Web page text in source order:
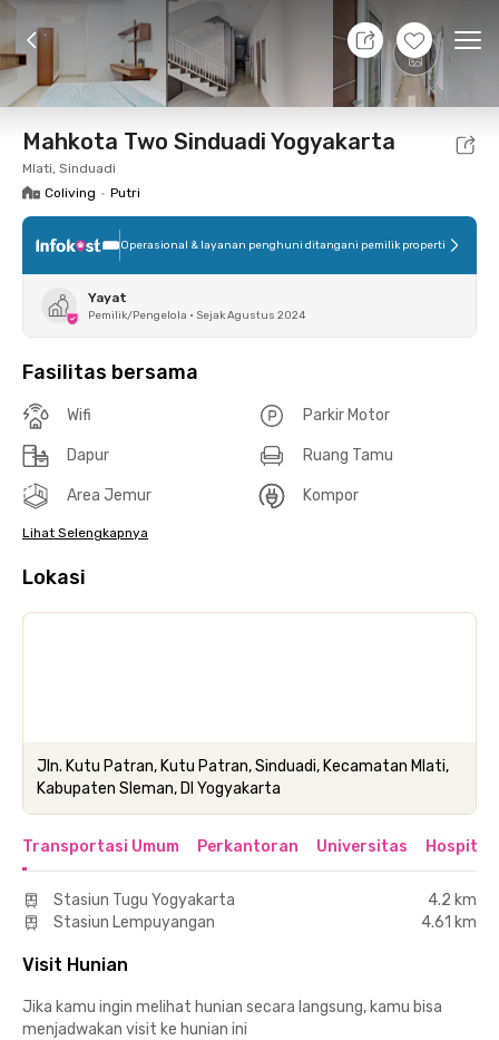
+10
10 Agt 26 - Belum tahu
Foto Fasilitas bersama Lokasi Kamar
Mahkota Two Sinduadi Yogyakarta
Mlati, Sinduadi
Coliving • Putri
Operasional & layanan penghuni ditangani pemilik properti
Yayat
Pemilik/Pengelola • Sejak Agustus 2024
Fasilitas bersama
Wifi Parkir Motor
Dapur Ruang Tamu
Area Jemur Kompor
Lihat Selengkapnya
Lokasi
Jln. Kutu Patran, Kutu Patran, Sinduadi, Kecamatan Mlati,
Kabupaten Sleman, DI Yogyakarta
Transportasi Umum Perkantoran Universitas Hospital
Stasiun Tugu Yogyakarta
4.2 km
Stasiun Lempuyangan
4.61 km
Visit Hunian
Jika kamu ingin melihat hunian secara langsung, kamu bisa
menjadwakan visit ke hunian ini